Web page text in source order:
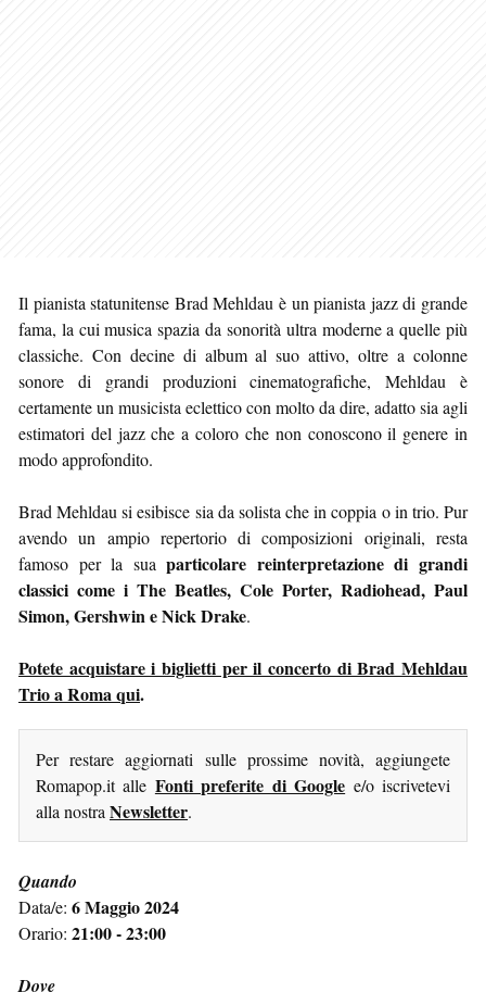
Il pianista statunitense Brad Mehldau è un pianista jazz di grande
fama, la cui musica spazia da sonorità ultra moderne a quelle più
classiche. Con decine di album al suo attivo, oltre a colonne
sonore di grandi produzioni cinematografiche, Mehldau è
certamente un musicista eclettico con molto da dire, adatto sia agli
estimatori del jazz che a coloro che non conoscono il genere in
modo approfondito.
Brad Mehldau si esibisce sia da solista che in coppia o in trio. Pur
avendo un ampio repertorio di composizioni originali, resta
famoso per la suaparticolare reinterpretazione di grandi
classici come i The Beatles, Cole Porter, Radiohead, Paul
Simon, Gershwin e Nick Drake.
Potete acquistare i biglietti per il concerto di Brad Mehldau
Trio a Roma qui.
Per restare aggiornati sulle prossime novità, aggiungete
Romapop.it alle Fonti preferite di Google e/o iscrivetevi
alla nostra Newsletter.
Quando
Data/e: 6 Maggio 2024
Orario: 21:00 - 23:00
Dove